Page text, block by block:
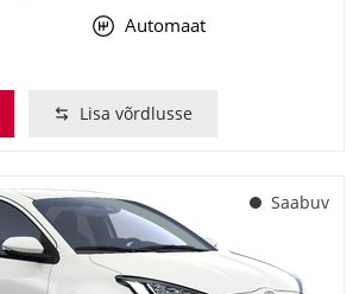
Automaat
Lisa võrdlusse
Saabuv